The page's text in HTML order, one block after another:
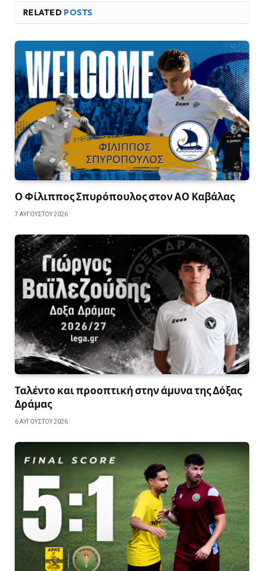
RELATED POSTS
Ο Φίλιππος Σπυρόπουλος στον ΑΟ Καβάλας
7 ΑΥΓΟΎΣΤΟΥ 2026
Ταλέντο και προοπτική στην άμυνα της Δόξας
Δράμας
6 ΑΥΓΟΎΣΤΟΥ 2026